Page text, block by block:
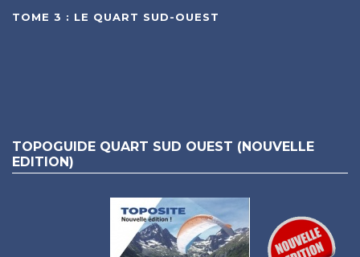
TOME 3 : LE QUART SUD-OUEST
TOPOGUIDE QUART SUD OUEST (NOUVELLE
EDITION)